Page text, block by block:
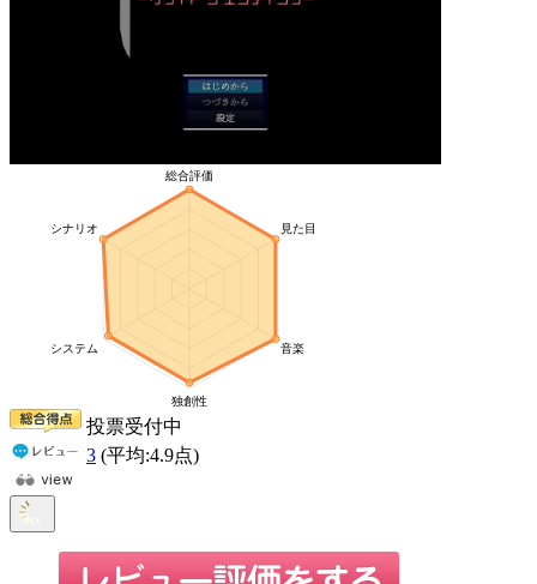
投票受付中
3 (平均:4.9点)